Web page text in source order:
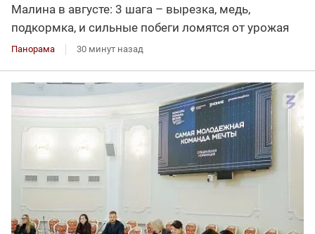
Малина в августе: 3 шага – вырезка, медь,
подкормка, и сильные побеги ломятся от урожая
Панорама 30 минут назад